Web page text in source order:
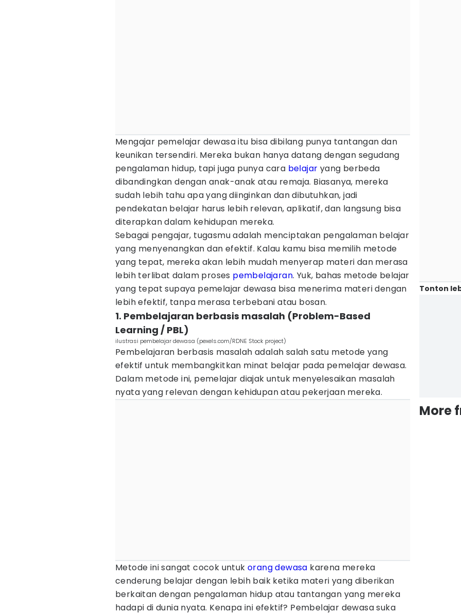
Mengajar pemelajar dewasa itu bisa dibilang punya tantangan dan
keunikan tersendiri. Mereka bukan hanya datang dengan segudang
pengalaman hidup, tapi juga punya cara belajar yang berbeda
dibandingkan dengan anak-anak atau remaja. Biasanya, mereka
sudah lebih tahu apa yang diinginkan dan dibutuhkan, jadi
pendekatan belajar harus lebih relevan, aplikatif, dan langsung bisa
diterapkan dalam kehidupan mereka.
Sebagai pengajar, tugasmu adalah menciptakan pengalaman belajar
yang menyenangkan dan efektif. Kalau kamu bisa memilih metode
yang tepat, mereka akan lebih mudah menyerap materi dan merasa
lebih terlibat dalam proses pembelajaran. Yuk, bahas metode belajar
yang tepat supaya pemelajar dewasa bisa menerima materi dengan
lebih efektif, tanpa merasa terbebani atau bosan.
1. Pembelajaran berbasis masalah (Problem-Based
Learning / PBL)
ilustrasi pembelajar dewasa (pexels.com/RDNE Stock project)
Pembelajaran berbasis masalah adalah salah satu metode yang
efektif untuk membangkitkan minat belajar pada pemelajar dewasa.
Dalam metode ini, pemelajar diajak untuk menyelesaikan masalah
nyata yang relevan dengan kehidupan atau pekerjaan mereka.
Metode ini sangat cocok untuk orang dewasa karena mereka
cenderung belajar dengan lebih baik ketika materi yang diberikan
berkaitan dengan pengalaman hidup atau tantangan yang mereka
hadapi di dunia nyata. Kenapa ini efektif? Pembelajar dewasa suka
Tonton
More